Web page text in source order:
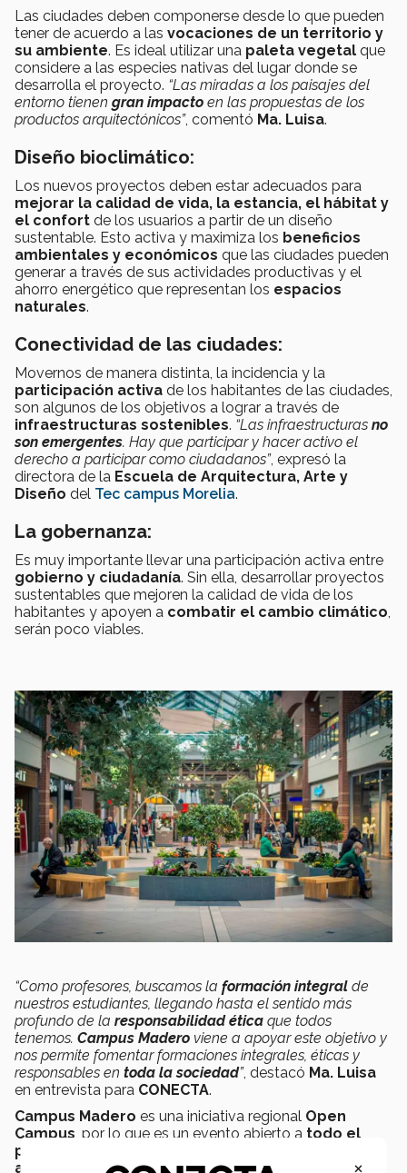
Las ciudades deben componerse desde lo que pueden
tener de acuerdo a las vocaciones de un territorio y
su ambiente. Es ideal utilizar una paleta vegetal que
considere a las especies nativas del lugar donde se
desarrolla el proyecto. “Las miradas a los paisajes del
entorno tienen gran impacto en las propuestas de los
productos arquitectónicos”, comentó Ma. Luisa.
Diseño bioclimático:
Los nuevos proyectos deben estar adecuados para
mejorar la calidad de vida, la estancia, el hábitat y
el confort de los usuarios a partir de un diseño
sustentable. Esto activa y maximiza los beneficios
ambientales y económicos que las ciudades pueden
generar a través de sus actividades productivas y el
ahorro energético que representan los espacios
naturales.
Conectividad de las ciudades:
Movernos de manera distinta, la incidencia y la
participación activa de los habitantes de las ciudades,
son algunos de los objetivos a lograr a través de
infraestructuras sostenibles. “Las infraestructuras no
son emergentes. Hay que participar y hacer activo el
derecho a participar como ciudadanos”, expresó la
directora de la Escuela de Arquitectura, Arte y
Diseño del Tec campus Morelia.
La gobernanza:
Es muy importante llevar una participación activa entre
gobierno y ciudadanía. Sin ella, desarrollar proyectos
sustentables que mejoren la calidad de vida de los
habitantes y apoyen a combatir el cambio climático,
serán poco viables.
“Como profesores, buscamos la formación integral de
nuestros estudiantes, llegando hasta el sentido más
profundo de la responsabilidad ética que todos
tenemos. Campus Madero viene a apoyar este objetivo y
nos permite fomentar formaciones integrales, éticas y
responsables en toda la sociedad”, destacó Ma. Luisa
en entrevista para CONECTA.
Campus Madero es una iniciativa regional Open
Campus , por lo que es un evento abierto a todo el
público
arquitectura y urbanismo, organizado localmente
×